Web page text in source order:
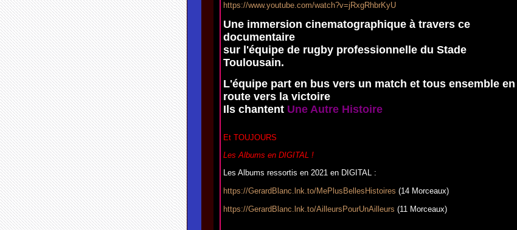
https://www.youtube.com/watch?v=jRxgRhbrKyU
Une immersion cinematographique à travers ce
documentaire
sur l'équipe de rugby professionnelle du Stade
Toulousain.
L'équipe part en bus vers un match et tous ensemble en
route vers la victoire
Ils chantent Une Autre Histoire
Et TOUJOURS
Les Albums en DIGITAL !
Les Albums ressortis en 2021 en DIGITAL :
https://GerardBlanc.lnk.to/MePlusBellesHistoires (14 Morceaux)
https://GerardBlanc.lnk.to/AilleursPourUnAilleurs (11 Morceaux)